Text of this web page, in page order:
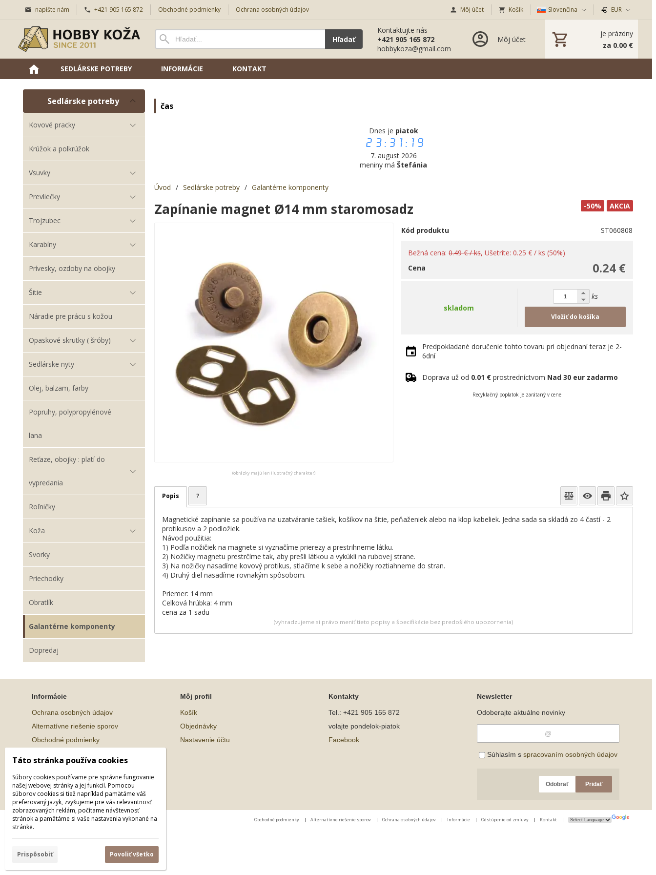
napíšte nám +421 905 165 872 Obchodné podmienky Ochrana osobných údajov Môj účet Košík Slovenčina EUR
Hľadať
Kontaktujte nás
+421 905 165 872
hobbykoza@gmail.com
Môj účet
je prázdny
za 0.00 €
SEDLÁRSKE POTREBY INFORMÁCIE KONTAKT
Sedlárske potreby
Kovové pracky
Krúžok a polkrúžok
Vsuvky
Prevliečky
Trojzubec
Karabíny
Prívesky, ozdoby na obojky
Šitie
Náradie pre prácu s kožou
Opaskové skrutky ( šróby)
Sedlárske nyty
Olej, balzam, farby
Popruhy, polypropylénové
lana
Reťaze, obojky : platí do
vypredania
Roľničky
Koža
Svorky
Priechodky
Obratlík
Galantérne komponenty
Dopredaj
čas
Dnes je piatok
23:31:20
7. august 2026
meniny máŠtefánia
Úvod / Sedlárske potreby / Galantérne komponenty
AKCIA
-50%
Zapínanie magnet Ø14 mm staromosadz
(obrázky majú len ilustračný charakter)
Kód produktu ST060808
Bežná cena:0.49 € / ks, Ušetríte: 0.25 € / ks (50%)
0.24 €
Cena
skladom
ks
Vložiť do košíka
Predpokladané doručenie tohto tovaru pri objednaní teraz je 2-
6dní
Doprava už od 0.01 € prostredníctvom Nad 30 eur zadarmo
Recyklačný poplatok je zarátaný v cene
Popis ?
Magnetické zapínanie sa používa na uzatváranie tašiek, košíkov na šitie, peňaženiek alebo na klop kabeliek. Jedna sada sa skladá zo 4 častí - 2
protikusov a 2 podložiek.
Návod použitia:
1) Podľa nožičiek na magnete si vyznačíme prierezy a prestrihneme látku.
2) Nožičky magnetu prestrčíme tak, aby prešli látkou a vykúkli na rubovej strane.
3) Na nožičky nasadíme kovový protikus, stlačíme k sebe a nožičky roztiahneme do stran.
4) Druhý diel nasadíme rovnakým spôsobom.
Priemer: 14 mm
Celková hrúbka: 4 mm
cena za 1 sadu
(vyhradzujeme si právo meniť tieto popisy a špecifikácie bez predošlého upozornenia)
Informácie
Ochrana osobných údajov
Alternatívne riešenie sporov
Obchodné podmienky
Môj profil
Košík
Objednávky
Nastavenie účtu
Kontakty
Tel.: +421 905 165 872
volajte pondelok-piatok
Facebook
Newsletter
Odoberajte aktuálne novinky
Súhlasím s spracovaním osobných údajov
Odobrať Pridať
© 2026 WEXBO |www.wexbo.com|Prihlásiť Obchodné podmienky | Alternatívne riešenie sporov | Ochrana osobných údajov | Informácie | Odstúpenie od zmluvy | Kontakt |
Táto stránka používa cookies
Súbory cookies používame pre správne fungovanie
našej webovej stránky a jej funkcií. Pomocou
súborov cookies si tiež napríklad pamätáme váš
preferovaný jazyk, zvyšujeme pre vás relevantnosť
zobrazovaných reklám, počítame návštevnosť
stránok a pamätáme si vaše nastavenia vykonané na
stránke.
Prispôsobiť Povoliť všetko